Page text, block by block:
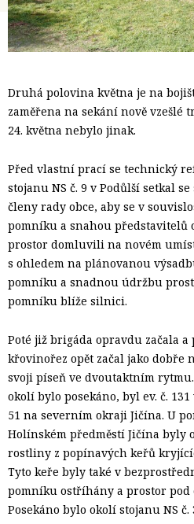
Druhá polovina května je na
zaměřena na sekání nově vzešlé
24. května nebylo jinak.
Před vlastní prací se technický
stojanu NS č. 9 v Podůlší setkal
členy rady obce, aby se v
pomníku a snahou představitelů
prostor domluvili na novém
s ohledem na plánovanou
pomníku a snadnou údržbu
pomníku blíže silnici.
Poté již brigáda opravdu začala
křovinořez opět začal jako dobře
svoji píseň ve dvoutaktním
okolí bylo posekáno, byl ev. č. 131
51 na severním okraji Jičína. U
Holínském předměstí Jičína byly
rostliny z popínavých keřů
Tyto keře byly také v
pomníku ostříhány a prostor pod
Posekáno bylo okolí stojanu NS